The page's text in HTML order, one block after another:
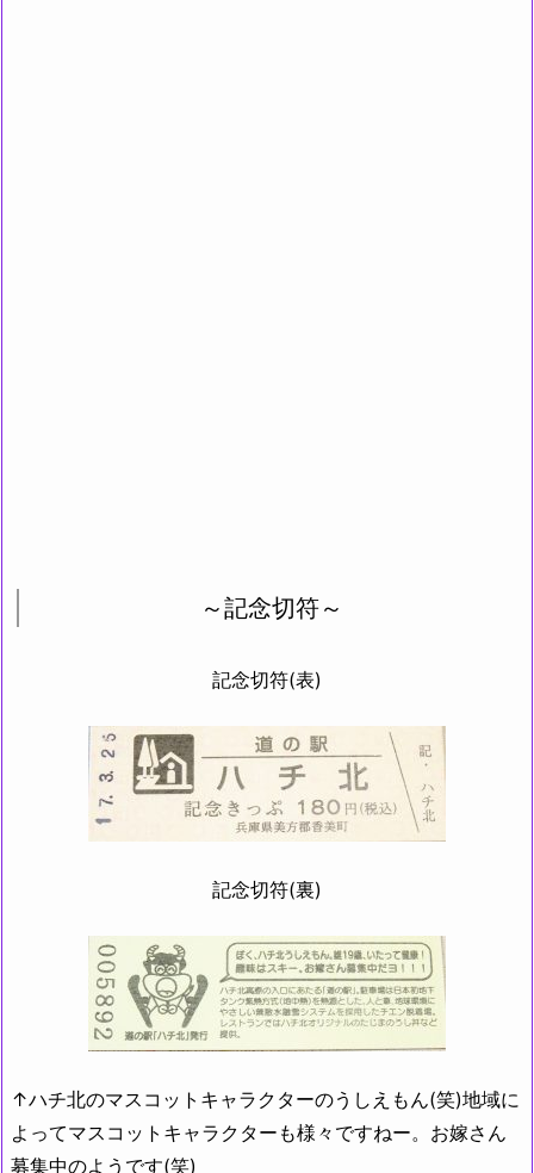
～記念切符～
記念切符(表)
記念切符(裏)
↑ハチ北のマスコットキャラクターのうしえもん(笑)地域に
よってマスコットキャラクターも様々ですねー。お嫁さん
募集中のようです(笑)